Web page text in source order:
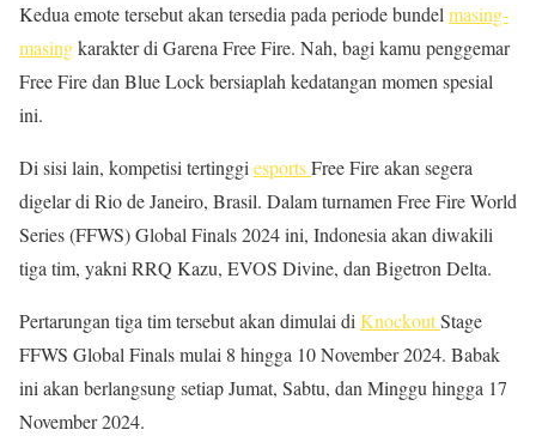
Kedua emote tersebut akan tersedia pada periode bundel masing-
masingkarakter di Garena Free Fire. Nah, bagi kamu penggemar
Free Fire dan Blue Lock bersiaplah kedatangan momen spesial
ini.
Di sisi lain, kompetisi tertinggi esportsFree Fire akan segera
digelar di Rio de Janeiro, Brasil. Dalam turnamen Free Fire World
Series (FFWS) Global Finals 2024 ini, Indonesia akan diwakili
tiga tim, yakni RRQ Kazu, EVOS Divine, dan Bigetron Delta.
Pertarungan tiga tim tersebut akan dimulai di KnockoutStage
FFWS Global Finals mulai 8 hingga 10 November 2024. Babak
ini akan berlangsung setiap Jumat, Sabtu, dan Minggu hingga 17
November 2024.